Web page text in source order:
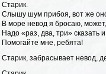
Старик.
Слышу шум прибоя, вот же
В море невод я бросаю,
Надо «раз, два, три» сказать
Помогайте мне, ребята!
Старик, забрасывает невод,